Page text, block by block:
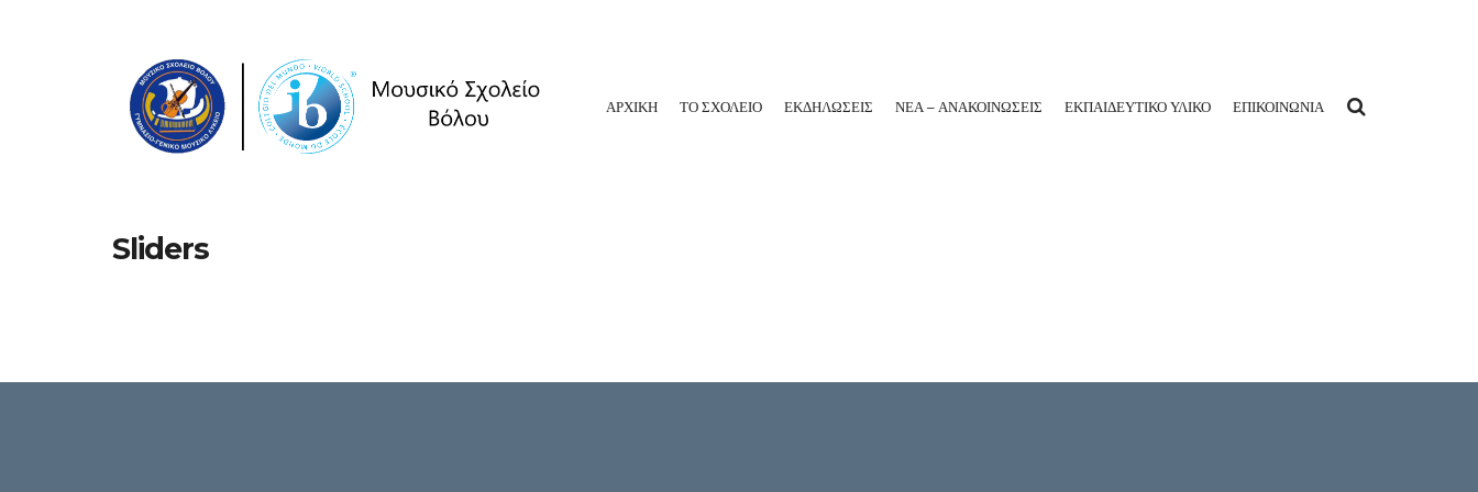
ΑΡΧΙΚΗ ΤΟ ΣΧΟΛΕΙΟ ΕΚΔΗΛΩΣΕΙΣ ΝΕΑ – ΑΝΑΚΟΙΝΩΣΕΙΣ ΕΚΠΑΙΔΕΥΤΙΚΟ ΥΛΙΚΟ ΕΠΙΚΟΙΝΩΝΙΑ
Sliders